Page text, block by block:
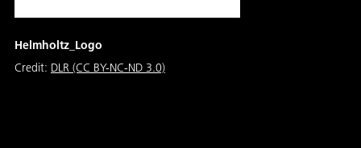
Helmholtz_Logo
Credit: DLR (CC BY-NC-ND 3.0)